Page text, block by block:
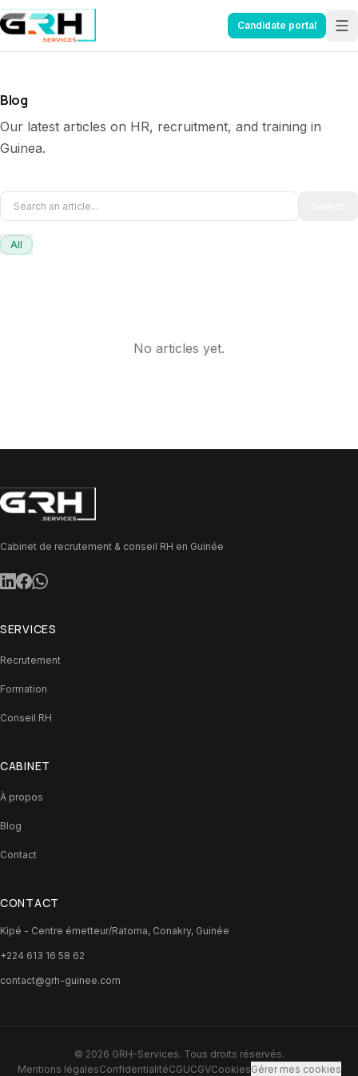
Aller au contenu principal
Candidate portal
Blog
Our latest articles on HR, recruitment, and training in
Guinea.
All
No articles yet.
Cabinet de recrutement & conseil RH en Guinée
SERVICES
Recrutement
Formation
Conseil RH
CABINET
À propos
Blog
Contact
CONTACT
Kipé - Centre émetteur/Ratoma, Conakry, Guinée
+224 613 16 58 62
contact@grh-guinee.com
© 2026 GRH-Services. Tous droits réservés.
Mentions légalesConfidentialitéCGUCGVCookiesGérer mes cookies